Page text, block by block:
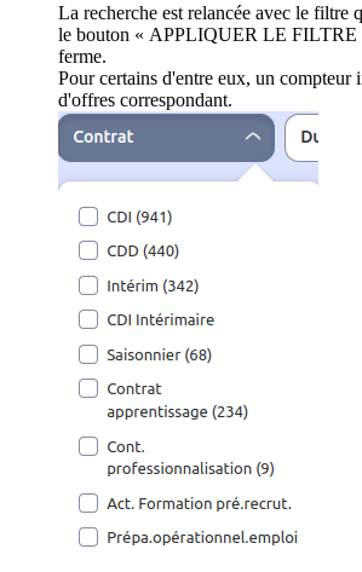
La recherche est relancée avec le filtre
le bouton « APPLIQUER LE FILTRE
ferme.
Pour certains d'entre eux, un compteur
d'offres correspondant.